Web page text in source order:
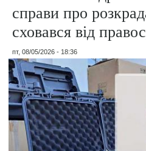
справи про
сховався від
пт, 08/05/2026 - 18:36